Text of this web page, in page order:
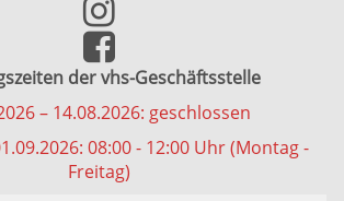
der vhs-Geschäftsstelle
– 14.08.2026: geschlossen
08:00 - 12:00 Uhr (Montag -
Freitag)